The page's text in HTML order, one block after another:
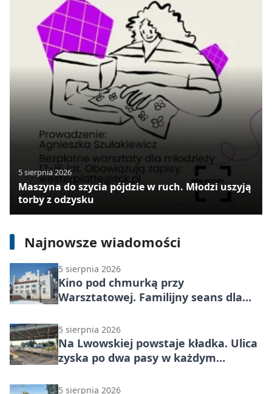
5 sierpnia 2026
Maszyna do szycia pójdzie w ruch. Młodzi uszyją
torby z odzysku
Najnowsze wiadomości
5 sierpnia 2026
Maszyna do szycia pójdzie w ruch.
Młodzi uszyją torby z odzysku
5 sierpnia 2026
Kino pod chmurką przy
Warsztatowej. Familijny seans dla
5 sierpnia 2026
Na Lwowskiej powstaje kładka. Ulica
zyska po dwa pasy w każdym
5 sierpnia 2026